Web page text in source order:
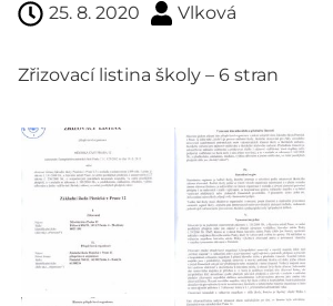
25. 8. 2020 Vlková
Zřizovací listina školy – 6 stran